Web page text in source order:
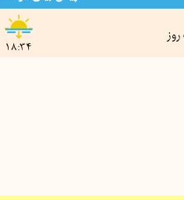
18:34
روز